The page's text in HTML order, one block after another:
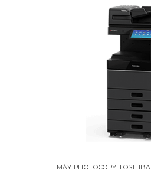
MÁY PHOTOCOPY TOSHIBA